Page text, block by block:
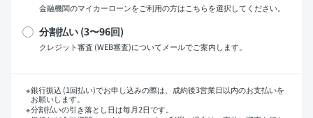
金融機関のマイカーローンをご利用の方はこちらを選択してください。
分割払い (3〜96回)
クレジット審査 (WEB審査)についてメールでご案内します。
支払い回数
銀行振込 (1回払い)でお申し込みの際は、成約後3営業日以内のお支払いを
お願いします。
分割払いの引き落とし日は毎月2日です。